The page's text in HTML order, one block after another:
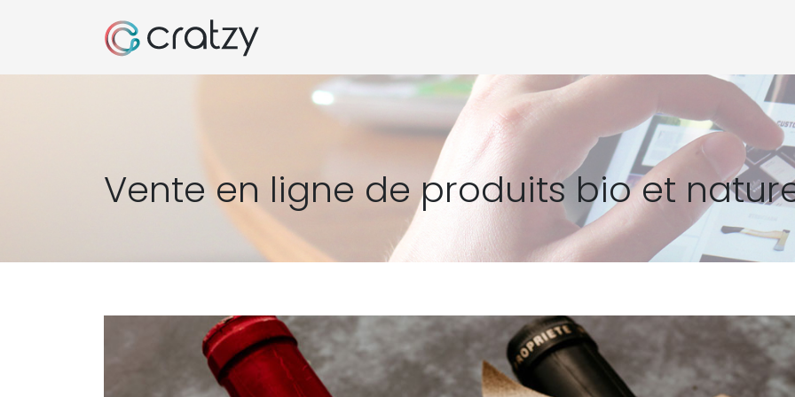
Vente en ligne de produits bio et